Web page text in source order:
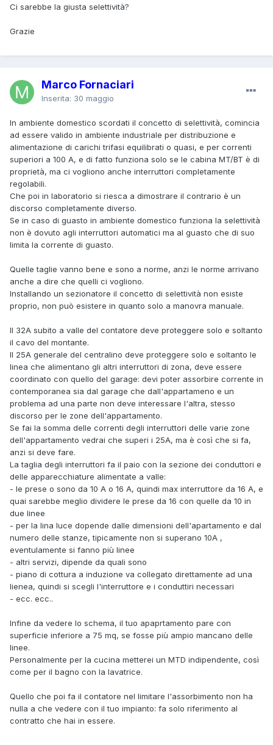
Ci sarebbe la giusta selettività?
Grazie
Marco Fornaciari
Inserita: 30 maggio
In ambiente domestico scordati il concetto di selettività, comincia
ad essere valido in ambiente industriale per distribuzione e
alimentazione di carichi trifasi equilibrati o quasi, e per correnti
superiori a 100 A, e di fatto funziona solo se le cabina MT/BT è di
proprietà, ma ci vogliono anche interruttori completamente
regolabili.
Che poi in laboratorio si riesca a dimostrare il contrario è un
discorso completamente diverso.
Se in caso di guasto in ambiente domestico funziona la selettività
non è dovuto agli interruttori automatici ma al guasto che di suo
limita la corrente di guasto.
Quelle taglie vanno bene e sono a norme, anzi le norme arrivano
anche a dire che quelli ci vogliono.
Installando un sezionatore il concetto di selettività non esiste
proprio, non può esistere in quanto solo a manovra manuale.
Il 32A subito a valle del contatore deve proteggere solo e soltanto
il cavo del montante.
Il 25A generale del centralino deve proteggere solo e soltanto le
linea che alimentano gli altri interruttori di zona, deve essere
coordinato con quello del garage: devi poter assorbire corrente in
contemporanea sia dal garage che dall'appartameno e un
problema ad una parte non deve interessare l'altra, stesso
discorso per le zone dell'appartamento.
Se fai la somma delle correnti degli interruttori delle varie zone
dell'appartamento vedrai che superi i 25A, ma è così che si fa,
anzi si deve fare.
La taglia degli interruttori fa il paio con la sezione dei conduttori e
delle apparecchiature alimentate a valle:
- le prese o sono da 10 A o 16 A, quindi max interruttore da 16 A, e
quai sarebbe meglio dividere le prese da 16 con quelle da 10 in
due linee
- per la lina luce dopende dalle dimensioni dell'apartamento e dal
numero delle stanze, tipicamente non si superano 10A ,
eventulamente si fanno più linee
- altri servizi, dipende da quali sono
- piano di cottura a induzione va collegato direttamente ad una
lienea, quindi si scegli l'interruttore e i conduttiri necessari
- ecc. ecc..
Infine da vedere lo schema, il tuo apaprtamento pare con
superficie inferiore a 75 mq, se fosse più ampio mancano delle
linee.
Personalmente per la cucina metterei un MTD indipendente, così
come per il bagno con la lavatrice.
Quello che poi fa il contatore nel limitare l'assorbimento non ha
nulla a che vedere con il tuo impianto: fa solo riferimento al
contratto che hai in essere.